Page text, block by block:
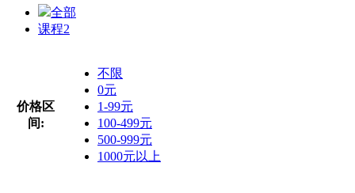
全部
课程2
价格区
间:
不限
0元
1-99元
100-499元
500-999元
1000元以上